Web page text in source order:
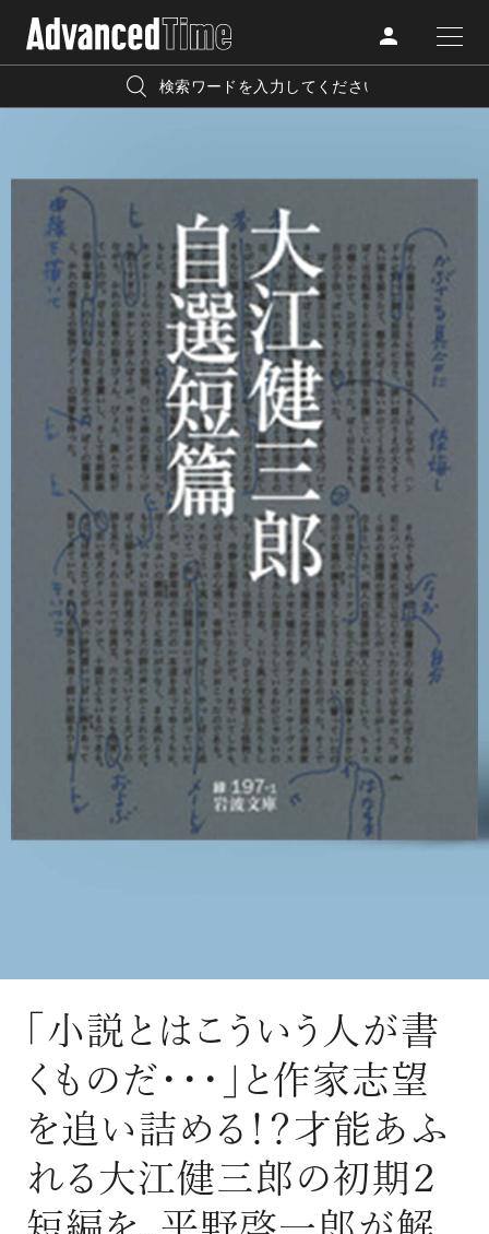
FASHION
BEAUTY
TRAVEL
LIFESTYLE
FOLLOW US
『AdvancedTime』は、自由でしなやかに生きるハイエンド
な大人達におくる、スペシャルイシュー満載のメディア。
高感度なファッション、カルチャーに溺愛、未知の幅広い
教養を求め、今までの人生で積んだ経験、知見を余裕をも
って楽しみながら、進化するソーシャルに寄り添いたい。
何かに縛られていた時間から解き放たれつつある世代の
ライフスタイルを豊かに彩る『AdvancedTime』が発信する
情報をさらに充実し、より速やかに、活用できる
「AdvancedClub」会員組織を設けました。
「AdvancedClub」会員に登録すると、プレゼント応募情報
の一覧、プレミアムな会員限定イベント、ブランドのエクス
クルーシブアイテムの紹介など、特別なコンテンツ情報を
メールマガジンでお届け致します。更に『AdvancedTime』
のタブロイドマガジンのご案内もあり、送付手数料のみを
ご負担いただくことでお手元で『AdvancedTime』をお楽し
みいただけます。
登録は無料です。
一緒に『AdvancedTime』を楽しみましょう！
宿泊
リゾート インテリア
美白 アイメイク
「小説とはこういう人が書
くものだ･･･」と作家志望
を追い詰める！？才能あふ
れる大江健三郎の初期２